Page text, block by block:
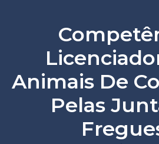
Animais De
Pelas